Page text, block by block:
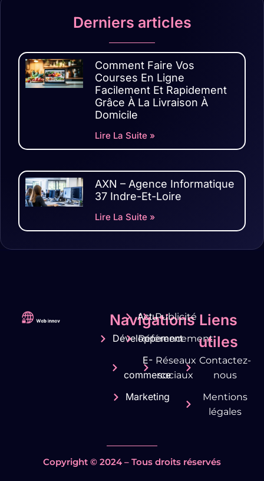
Derniers articles
Comment Faire Vos
Courses En Ligne
Facilement Et Rapidement
Grâce À La Livraison À
Domicile
Lire La Suite »
AXN – Agence Informatique
37 Indre-Et-Loire
Lire La Suite »
Navigations
Actu
Développement
E-
commerce
Marketing
Publicité
Référencement
Réseaux
sociaux
Liens
utiles
Contactez-
nous
Mentions
légales
Copyright © 2024 – Tous droits réservés